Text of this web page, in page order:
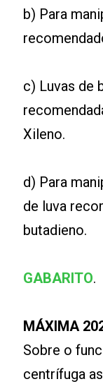
b) Para
c) Luvas de
Xileno.
d) Para
de luva
butadieno.
GABARITO.
MÁXIMA
Sobre o
centrífuga